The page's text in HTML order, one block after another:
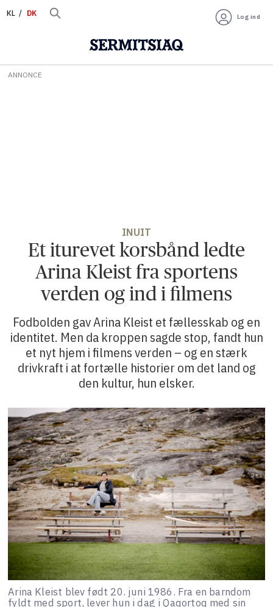
KL DK Log ind
ANNONCE
INUIT
Et iturevet korsbånd ledte
Arina Kleist fra sportens
verden og ind i filmens
Fodbolden gav Arina Kleist et fællesskab og en
identitet. Men da kroppen sagde stop, fandt hun
et nyt hjem i filmens verden – og en stærk
drivkraft i at fortælle historier om det land og
den kultur, hun elsker.
Arina Kleist blev født 20. juni 1986. Fra en barndom
fyldt med sport, lever hun i dag i Qaqortoq med sin